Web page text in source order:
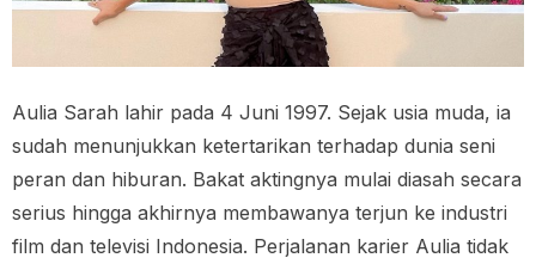
Aulia Sarah lahir pada 4 Juni 1997. Sejak usia muda, ia
sudah menunjukkan ketertarikan terhadap dunia seni
peran dan hiburan. Bakat aktingnya mulai diasah secara
serius hingga akhirnya membawanya terjun ke industri
film dan televisi Indonesia. Perjalanan karier Aulia tidak